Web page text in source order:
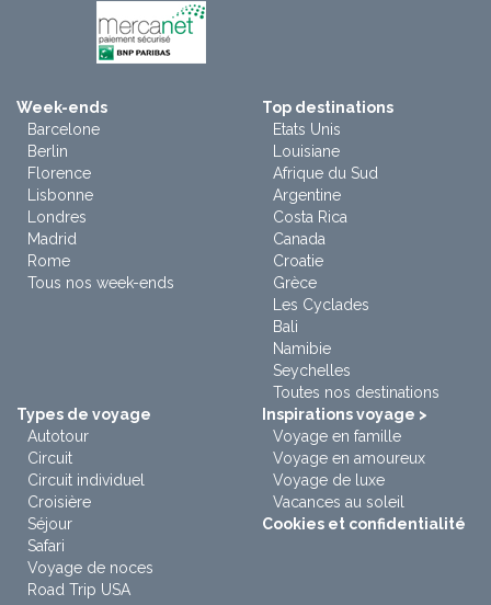
Week-ends
Barcelone
Berlin
Florence
Lisbonne
Londres
Madrid
Rome
Tous nos week-ends
Top destinations
Etats Unis
Louisiane
Afrique du Sud
Argentine
Costa Rica
Canada
Croatie
Grèce
Les Cyclades
Bali
Namibie
Seychelles
Toutes nos destinations
Types de voyage
Autotour
Circuit
Circuit individuel
Croisière
Séjour
Safari
Voyage de noces
Road Trip USA
Inspirations voyage >
Voyage en famille
Voyage en amoureux
Voyage de luxe
Vacances au soleil
Cookies et confidentialité